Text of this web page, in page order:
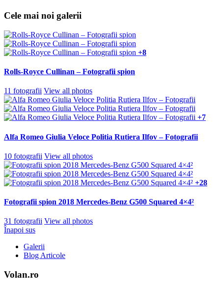
Cele mai noi galerii
+8
Rolls-Royce Cullinan – Fotografii spion
11 fotografii View all photos
+7
Alfa Romeo Giulia Veloce Politia Rutiera Ilfov – Fotografii
10 fotografii View all photos
+28
Fotografii spion 2018 Mercedes-Benz G500 Squared 4×4²
31 fotografii View all photos
Înapoi sus
Galerii
Blog Articole
Volan.ro